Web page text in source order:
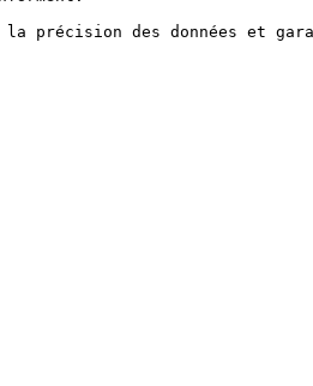
la précision des données et